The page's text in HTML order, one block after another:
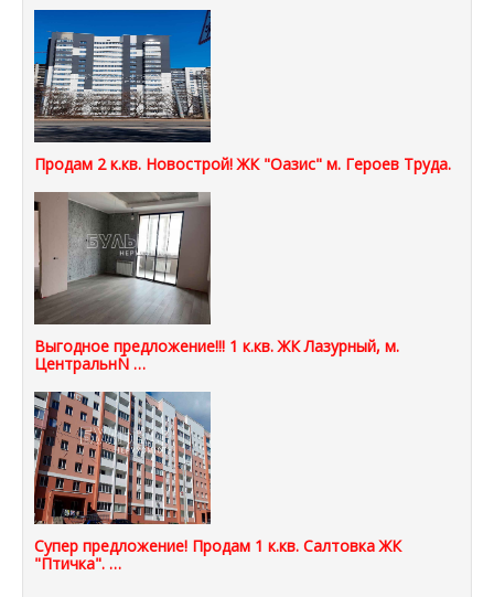
Продам 2 к.кв. Новострой! ЖК "Оазис" м. Героев Труда.
Выгодное предложение!!! 1 к.кв. ЖК Лазурный, м.
ЦентральнÑ …
Супер предложение! Продам 1 к.кв. Салтовка ЖК
"Птичка". …